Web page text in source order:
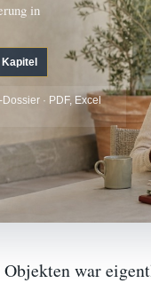
in
· PDF, Excel
war